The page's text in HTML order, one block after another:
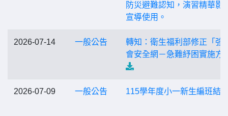
防災避難認知，演習精華影
宣導使用。
2026-07-14 一般公告
轉知：衛生福利部修正「強
會安全網－急難紓困實施方
2026-07-09 一般公告 115學年度小一新生編班結